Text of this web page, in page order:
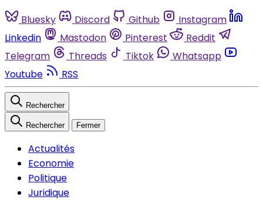
Bluesky Discord Github
Instagram
Linkedin
Mastodon Pinterest
Reddit
Telegram
Threads Tiktok
Whatsapp
Youtube
RSS
Rechercher
Rechercher Fermer
Actualités
Economie
Politique
Juridique